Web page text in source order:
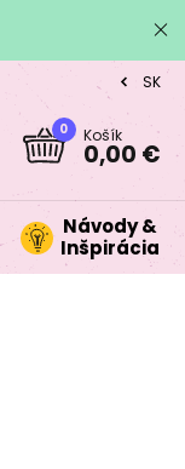
CZ
SK
0 Košík
0,00 €
Návody &
Inšpirácia